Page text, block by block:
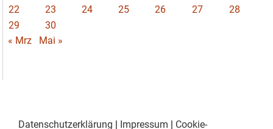
22
23 24 25 26 27
28
29
30
« Mrz
Mai »
Datenschutzerklärung | Impressum | Cookie-